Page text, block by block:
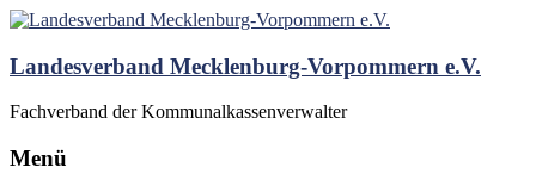
Landesverband Mecklenburg-Vorpommern e.V.
Fachverband der Kommunalkassenverwalter
Menü